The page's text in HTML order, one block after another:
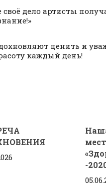
дело артисты
ценить и
каждый день!
-